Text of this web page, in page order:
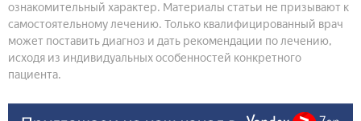
ознакомительный характер. Материалы статьи не призывают к
самостоятельному лечению. Только квалифицированный врач
может поставить диагноз и дать рекомендации по лечению,
исходя из индивидуальных особенностей конкретного
пациента.